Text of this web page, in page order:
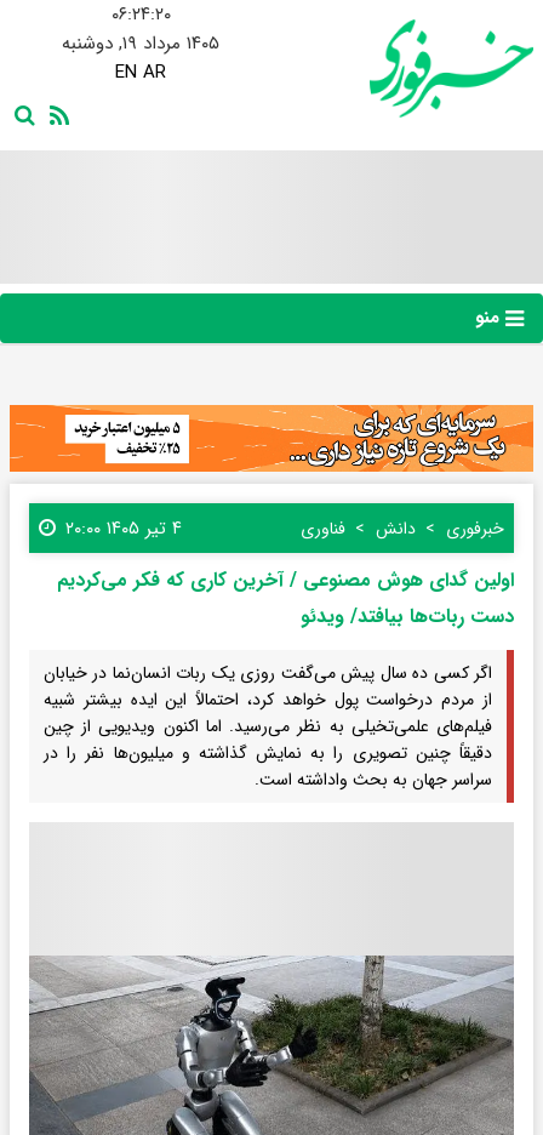
۰۶:۲۴:۲۱
۱۴۰۵ مرداد ۱۹, دوشنبه
EN AR
منو
خبرفوری دانش فناوری ۴ تیر ۱۴۰۵ ۲۰:۰۰
اولین گدای هوش مصنوعی / آخرین کاری که فکر می‌کردیم
دست ربات‌ها بیافتد/ ویدئو
اگر کسی ده سال پیش می‌گفت روزی یک ربات انسان‌نما در خیابان
از مردم درخواست پول خواهد کرد، احتمالاً این ایده بیشتر شبیه
فیلم‌های علمی‌تخیلی به نظر می‌رسید. اما اکنون ویدیویی از چین
دقیقاً چنین تصویری را به نمایش گذاشته و میلیون‌ها نفر را در
سراسر جهان به بحث واداشته است.